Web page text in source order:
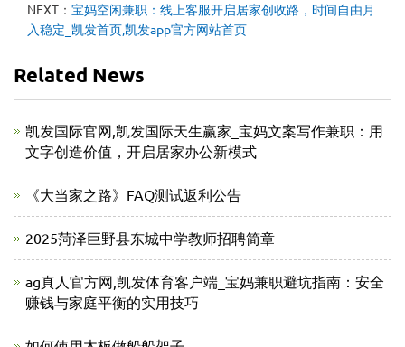
NEXT： 宝妈空闲兼职：线上客服开启居家创收路，时间自由月
入稳定_凯发首页,凯发app官方网站首页
Related News
凯发国际官网,凯发国际天生赢家_宝妈文案写作兼职：用
文字创造价值，开启居家办公新模式
《大当家之路》FAQ测试返利公告
2025菏泽巨野县东城中学教师招聘简章
ag真人官方网,凯发体育客户端_宝妈兼职避坑指南：安全
赚钱与家庭平衡的实用技巧